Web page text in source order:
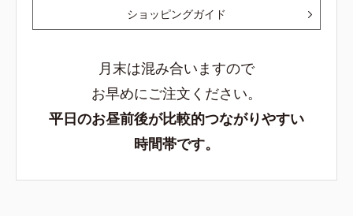
ショッピングガイド
月末は混み合いますので
お早めにご注文ください。
平日のお昼前後が比較的つながりやすい
時間帯です。